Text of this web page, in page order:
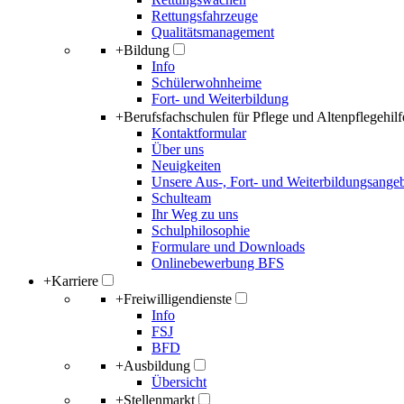
Rettungsfahrzeuge
Qualitätsmanagement
+Bildung
Info
Schülerwohnheime
Fort- und Weiterbildung
+Berufsfachschulen für Pflege und
Kontaktformular
Über uns
Neuigkeiten
Unsere Aus-, Fort- und
Schulteam
Ihr Weg zu uns
Schulphilosophie
Formulare und Downloads
Onlinebewerbung BFS
+Karriere
+Freiwilligendienste
Info
FSJ
BFD
+Ausbildung
Übersicht
+Stellenmarkt